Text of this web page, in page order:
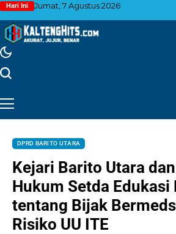
Hari Ini Jumat, 7 Agustus 2026
DPRD BARITO UTARA
Kejari Barito Utara
Hukum Setda
tentang Bijak
Risiko UU ITE